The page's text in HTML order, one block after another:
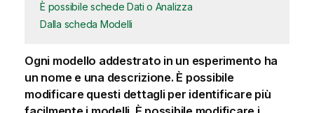
È possibile schede Dati o Analizza
Dalla scheda Modelli
Ogni modello addestrato in un esperimento ha
un nome e una descrizione. È possibile
modificare questi dettagli per identificare più